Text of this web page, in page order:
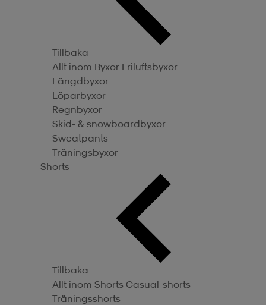
Tillbaka
Allt inom Byxor Friluftsbyxor
Längdbyxor
Löparbyxor
Regnbyxor
Skid- & snowboardbyxor
Sweatpants
Träningsbyxor
Shorts
Tillbaka
Allt inom Shorts Casual-shorts
Träningsshorts